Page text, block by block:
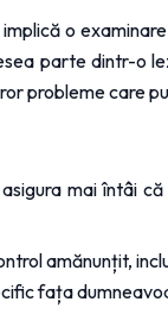
o
parte dintr-o
probleme care
mai întâi
amănunțit,
fața